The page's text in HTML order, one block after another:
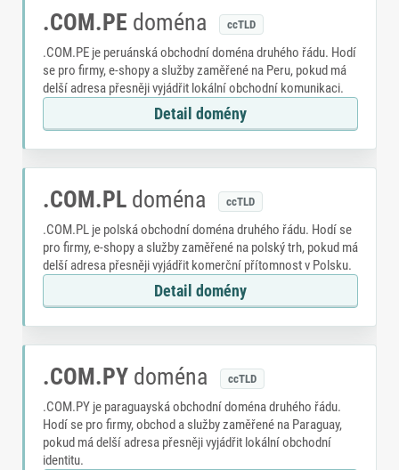
.COM.PE doména ccTLD
.COM.PE je peruánská obchodní doména druhého řádu. Hodí
se pro firmy, e-shopy a služby zaměřené na Peru, pokud má
delší adresa přesněji vyjádřit lokální obchodní komunikaci.
Detail domény
.COM.PL doména ccTLD
.COM.PL je polská obchodní doména druhého řádu. Hodí se
pro firmy, e-shopy a služby zaměřené na polský trh, pokud má
delší adresa přesněji vyjádřit komerční přítomnost v Polsku.
Detail domény
.COM.PY doména ccTLD
.COM.PY je paraguayská obchodní doména druhého řádu.
Hodí se pro firmy, obchod a služby zaměřené na Paraguay,
pokud má delší adresa přesněji vyjádřit lokální obchodní
identitu.